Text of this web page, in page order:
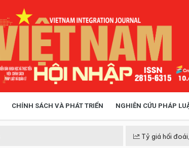
CHÍNH SÁCH VÀ PHÁT TRIỂN NGHIÊN CỨU PHÁP
Tỷ giá hối